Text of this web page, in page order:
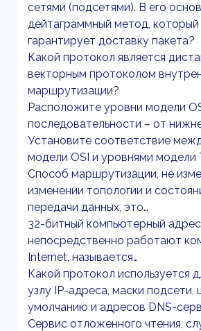
сетями (подсетями). В его
дейтаграммный метод, который
гарантирует доставку пакета?
Какой протокол является
векторным протоколом
маршрутизации?
Расположите уровни модели
последовательности – от
Установите соответствие
модели OSI и уровнями модели
Способ маршрутизации, не
изменении топологии и
передачи данных, это…
32-битный компьютерный
непосредственно работают
Internet, называется…
Какой протокол используется
узлу IP-адреса, маски подсети,
умолчанию и адресов DNS-
Сервис отложенного чтения,